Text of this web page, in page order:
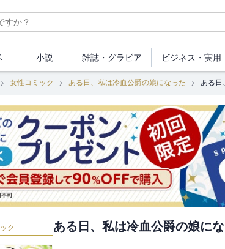
小説 雑誌・ グラビア ビジネス ・実用
女性コミック ある日、私は冷血公爵の娘になった ある日
ク ある日、私は冷血公爵の娘に